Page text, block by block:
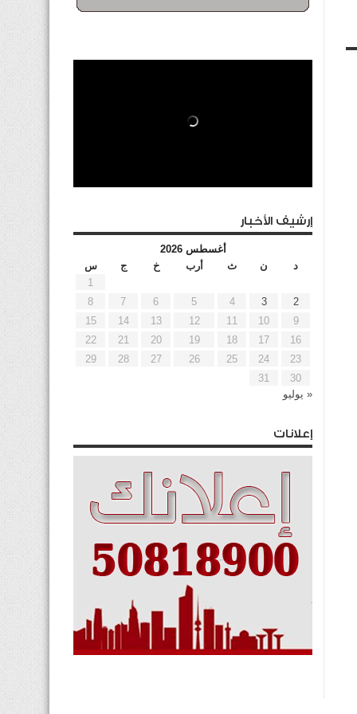
إرشيف الأخبار
أغسطس 2026
د
ن ث أرب خ ج
س
1
2
3
4
5
6
7
8
9
10
11
12
13
14
15
16
17
18
19
20
21
22
23
24
25
26
27
28
29
30
31
« يوليو
إعلانات